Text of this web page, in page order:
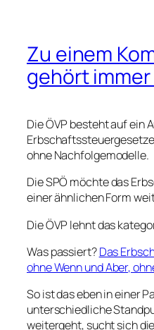
Zu einem
gehört immer
Die ÖVP besteht auf ein
ohne Nachfolgemodelle.
Die SPÖ möchte das
einer ähnlichen Form
Die ÖVP lehnt das
Was passiert?Das
ohne Wenn und Aber,
So ist das eben in einer
unterschiedliche
weitergeht, sucht sich